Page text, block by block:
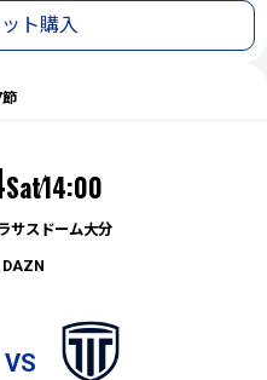
ト購入
Sat14:00
サスドーム大分
DAZN
VS